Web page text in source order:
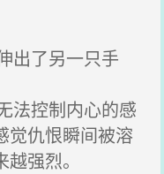
出了另一只手
法控制内心的感
觉仇恨瞬间被溶
强烈。